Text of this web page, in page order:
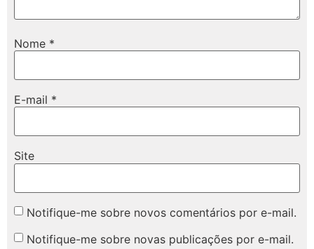
Nome *
E-mail *
Site
Notifique-me sobre novos comentários por e-mail.
Notifique-me sobre novas publicações por e-mail.